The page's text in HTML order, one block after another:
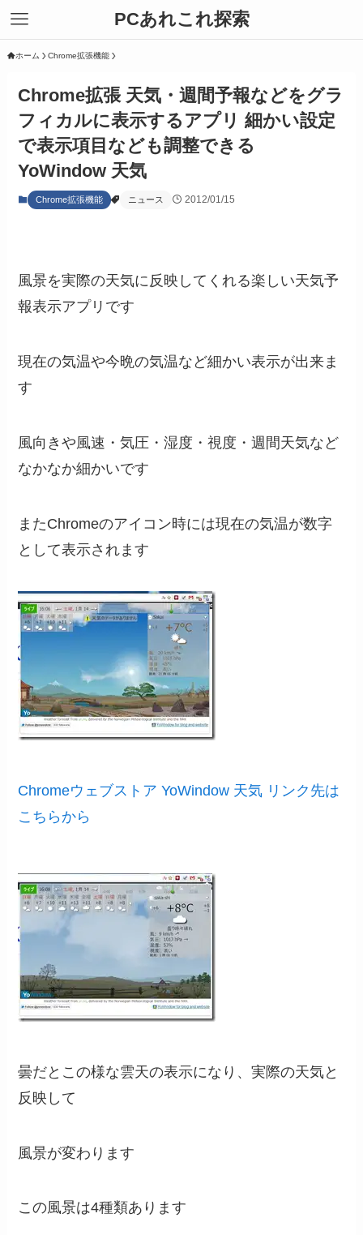
PCあれこれ探索
ホーム Chrome拡張機能
Chrome拡張 天気・週間予報などをグラ
フィカルに表示するアプリ 細かい設定
で表示項目なども調整できる
YoWindow 天気
Chrome拡張機能 ニュース 2012/01/15
風景を実際の天気に反映してくれる楽しい天気予
報表示アプリです
現在の気温や今晩の気温など細かい表示が出来ま
す
風向きや風速・気圧・湿度・視度・週間天気など
なかなか細かいです
またChromeのアイコン時には現在の気温が数字
として表示されます
Chromeウェブストア YoWindow 天気 リンク先は
こちらから
曇だとこの様な雲天の表示になり、実際の天気と
反映して
風景が変わります
この風景は4種類あります